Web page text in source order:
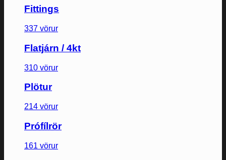
Fittings
337 vörur
Flatjárn / 4kt
310 vörur
Plötur
214 vörur
Prófílrör
161 vörur